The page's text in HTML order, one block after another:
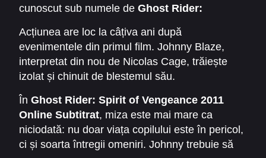
TERMENI ȘI CONDIȚII
CONTACT
cunoscut sub numele de Ghost Rider:
de duo-ul Mark Neveldine și Brian Taylor, filmul
continuă aventura întunecată a celui care și-a
vândut sufletul diavolului și care acum încearcă
să își răscumpere greșelile.
Acțiunea are loc la câțiva ani după
evenimentele din primul film. Johnny Blaze,
interpretat din nou de Nicolas Cage, trăiește
izolat și chinuit de blestemul său.
imposibil de controlat, iar flăcările răzbunării îl
ard de fiecare dată când se confruntă cu
păcătoșii. Însă viața lui ia o turnură dramatică
atunci când este recrutat de un călugăr mistic,
În Ghost Rider: Spirit of Vengeance 2011
Online Subtitrat, miza este mai mare ca
niciodată: nu doar viața copilului este în pericol,
ci și soarta întregii omeniri. Johnny trebuie să